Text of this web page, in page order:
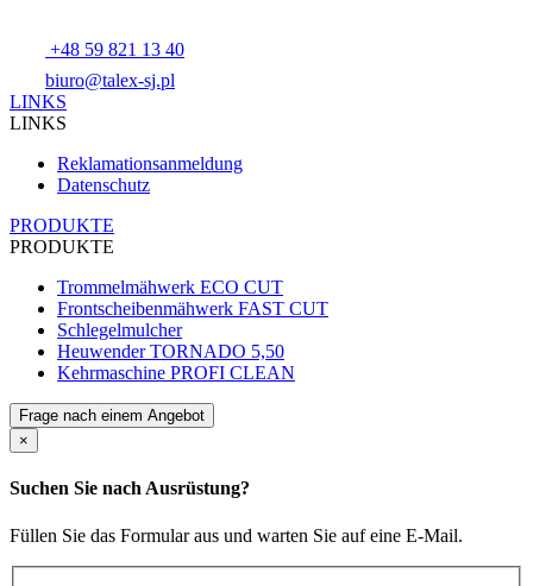
+48 59 821 13 40
biuro@talex-sj.pl
LINKS
LINKS
Reklamationsanmeldung
Datenschutz
PRODUKTE
PRODUKTE
Trommelmähwerk ECO CUT
Frontscheibenmähwerk FAST CUT
Schlegelmulcher
Heuwender TORNADO 5,50
Kehrmaschine PROFI CLEAN
Frage nach einem Angebot
×
Suchen Sie nach Ausrüstung?
Füllen Sie das Formular aus und warten Sie auf eine E-Mail.